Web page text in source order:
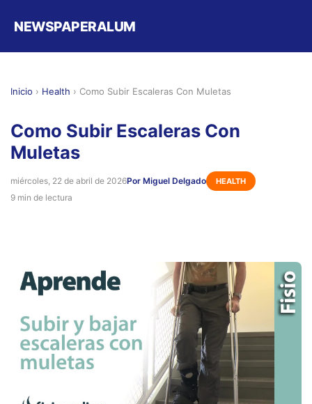
NEWSPAPERALUM
Inicio › Health › Como Subir Escaleras Con Muletas
Como Subir Escaleras Con
Muletas
miércoles, 22 de abril de 2026Por Miguel Delgado HEALTH
9 min de lectura